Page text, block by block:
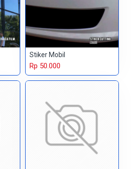
Stiker Mobil
Rp 50.000